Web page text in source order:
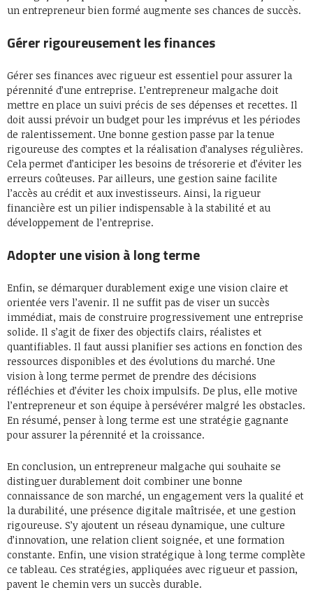
un entrepreneur bien formé augmente ses chances de succès.
Gérer rigoureusement les finances
Gérer ses finances avec rigueur est essentiel pour assurer la
pérennité d’une entreprise. L’entrepreneur malgache doit
mettre en place un suivi précis de ses dépenses et recettes. Il
doit aussi prévoir un budget pour les imprévus et les périodes
de ralentissement. Une bonne gestion passe par la tenue
rigoureuse des comptes et la réalisation d’analyses régulières.
Cela permet d’anticiper les besoins de trésorerie et d’éviter les
erreurs coûteuses. Par ailleurs, une gestion saine facilite
l’accès au crédit et aux investisseurs. Ainsi, la rigueur
financière est un pilier indispensable à la stabilité et au
développement de l’entreprise.
Adopter une vision à long terme
Enfin, se démarquer durablement exige une vision claire et
orientée vers l’avenir. Il ne suffit pas de viser un succès
immédiat, mais de construire progressivement une entreprise
solide. Il s’agit de fixer des objectifs clairs, réalistes et
quantifiables. Il faut aussi planifier ses actions en fonction des
ressources disponibles et des évolutions du marché. Une
vision à long terme permet de prendre des décisions
réfléchies et d’éviter les choix impulsifs. De plus, elle motive
l’entrepreneur et son équipe à persévérer malgré les obstacles.
En résumé, penser à long terme est une stratégie gagnante
pour assurer la pérennité et la croissance.
En conclusion, un entrepreneur malgache qui souhaite se
distinguer durablement doit combiner une bonne
connaissance de son marché, un engagement vers la qualité et
la durabilité, une présence digitale maîtrisée, et une gestion
rigoureuse. S’y ajoutent un réseau dynamique, une culture
d’innovation, une relation client soignée, et une formation
constante. Enfin, une vision stratégique à long terme complète
ce tableau. Ces stratégies, appliquées avec rigueur et passion,
pavent le chemin vers un succès durable.